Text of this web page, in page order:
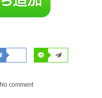
No comment